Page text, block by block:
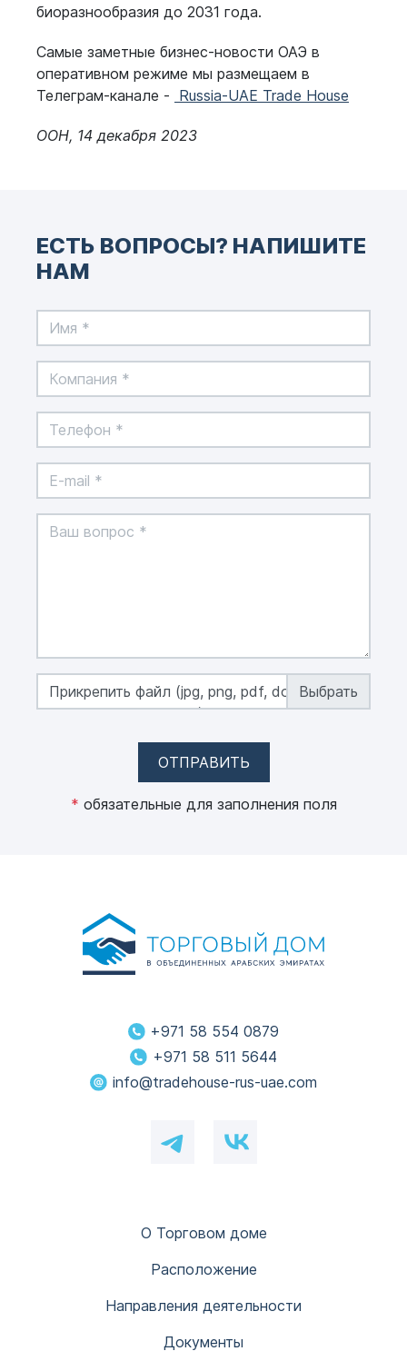
биоразнообразия до 2031 года.
Самые заметные бизнес-новости ОАЭ в
оперативном режиме мы размещаем в
Телеграм-канале - Russia-UAE Trade House
ООН, 14 декабря 2023
ЕСТЬ ВОПРОСЫ? НАПИШИТЕ
НАМ
Прикрепить файл (jpg, png, pdf, doc, docx,
xls, xlsx, макс. 50 MB)
ОТПРАВИТЬ
* обязательные для заполнения поля
+971 58 554 0879
+971 58 511 5644
info@tradehouse-rus-uae.com
О Торговом доме
Расположение
Направления деятельности
Документы